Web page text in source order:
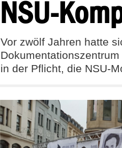
NSU-
Vor zwölf Jahren hatte
in der Pflicht, die NSU-